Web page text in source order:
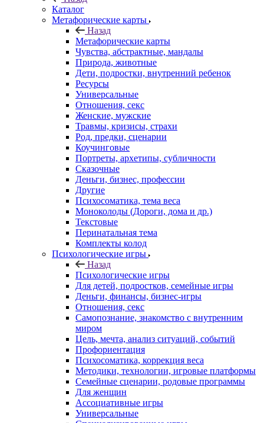
Каталог
Mетафорические карты
Назад
Mетафорические карты
Чувства, абстрактные, мандалы
Природа, животные
Дети, подростки, внутренний ребенок
Ресурсы
Универсальные
Отношения, секс
Женские, мужские
Травмы, кризисы, страхи
Род, предки, сценарии
Коучинговые
Портреты, архетипы, субличности
Сказочные
Деньги, бизнес, профессии
Другие
Психосоматика, тема веса
Моноколоды (Дороги, дома и др.)
Текстовые
Перинатальная тема
Комплекты колод
Психологические игры
Назад
Психологические игры
Для детей, подростков, семейные игры
Деньги, финансы, бизнес-игры
Отношения, секс
Самопознание, знакомство с внутренним
миром
Цель, мечта, анализ ситуаций, событий
Профориентация
Психосоматика, коррекция веса
Методики, технологии, игровые платформы
Семейные сценарии, родовые программы
Для женщин
Ассоциативные игры
Универсальные